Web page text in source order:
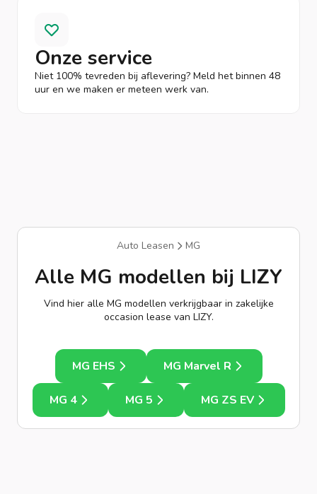
Onze service
Niet 100% tevreden bij aflevering? Meld het binnen 48
uur en we maken er meteen werk van.
Auto Leasen MG
Alle MG modellen bij LIZY
Vind hier alle MG modellen verkrijgbaar in zakelijke
occasion lease van LIZY.
MG EHS MG Marvel R
MG 4 MG 5 MG ZS EV